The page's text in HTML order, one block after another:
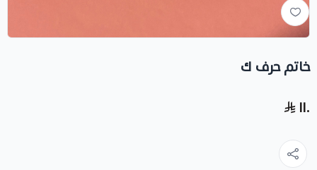
خاتم حرف ك
١١٠